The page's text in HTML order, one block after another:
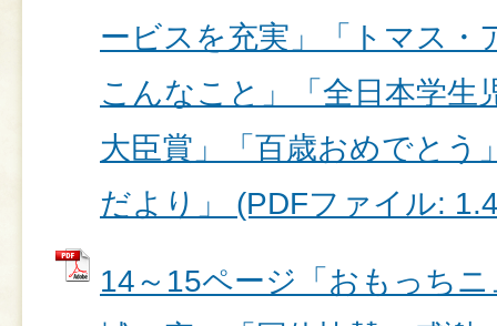
ービスを充実」「トマス・
こんなこと」「全日本学生
大臣賞」「百歳おめでとう
だより」 (PDFファイル:
14～15ページ「おもっち